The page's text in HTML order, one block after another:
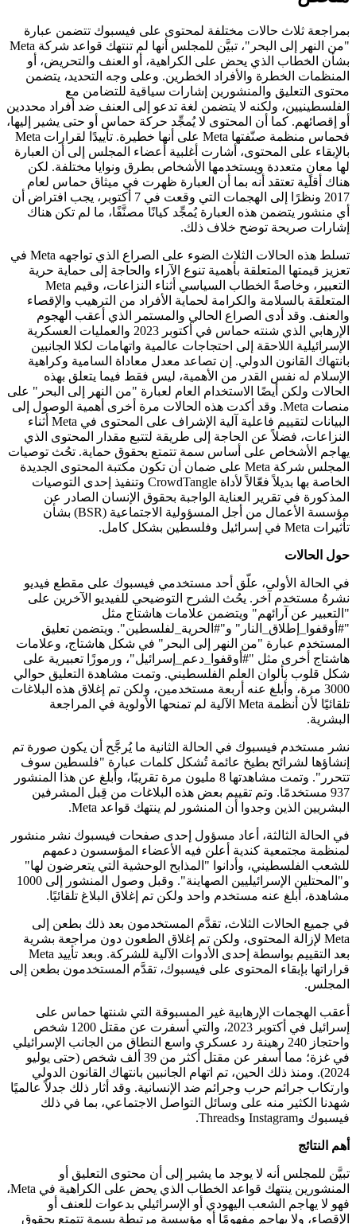
بمراجعة ثلاث حالات مختلفة لمحتوى على فيسبوك تتضمن عبارة
"من النهر إلى البحر"، تبيَّن للمجلس أنها لم تنتهك قواعد شركة Meta
بشأن الخطاب الذي يحض على الكراهية، أو العنف والتحريض، أو
المنظمات الخطرة والأفراد الخطرين. وعلى وجه التحديد، يتضمن
محتوى التعليق والمنشورين إشارات سياقية للتضامن مع
الفلسطينيين، ولكنه لا يتضمن لغة تدعو إلى العنف ضد أفراد محددين
أو إقصائهم. كما أن المحتوى لا يُمجِّد حركة حماس أو حتى يشير إليها،
فحماس منظمة صنّفتها Meta على أنها خطيرة. تأييدًا لقرارات Meta
بالإبقاء على المحتوى، أشارت أغلبية أعضاء المجلس إلى أن العبارة
لها معانٍ متعددة ويستخدمها الأشخاص بطرق ونوايا مختلفة. لكن
هناك أقلية تعتقد أنه بما أن العبارة ظهرت في ميثاق حماس لعام
2017 ونظرًا إلى الهجمات التي وقعت في 7 أكتوبر، يجب افتراض أن
أي منشور يتضمن هذه العبارة يُمجِّد كيانًا مصنَّفًا، ما لم تكن هناك
إشارات صريحة توضح خلاف ذلك.
تسلط هذه الحالات الثلاث الضوء على الصراع الذي تواجهه Meta في
تعزيز قيمتها المتعلقة بأهمية تنوع الآراء والحاجة إلى حماية حرية
التعبير، وخاصةً الخطاب السياسي أثناء النزاعات، وقيم Meta
المتعلقة بالسلامة والكرامة لحماية الأفراد من الترهيب والإقصاء
والعنف. وقد أدى الصراع الحالي والمستمر الذي أعقب الهجوم
الإرهابي الذي شنته حماس في أكتوبر 2023 والعمليات العسكرية
الإسرائيلية اللاحقة إلى احتجاجات عالمية واتهامات لكلا الجانبين
بانتهاك القانون الدولي. إن تصاعد معدل معاداة السامية وكراهية
الإسلام له نفس القدر من الأهمية، ليس فقط فيما يتعلق بهذه
الحالات ولكن أيضًا الاستخدام العام لعبارة "من النهر إلى البحر" على
منصات Meta. وقد أكدت هذه الحالات مرة أخرى أهمية الوصول إلى
البيانات لتقييم فاعلية آلية الإشراف على المحتوى في Meta أثناء
النزاعات، فضلاً عن الحاجة إلى طريقة لتتبع مقدار المحتوى الذي
يهاجم الأشخاص على أساس سمة تتمتع بحقوق حماية. تحُث توصيات
المجلس شركة Meta على ضمان أن تكون مكتبة المحتوى الجديدة
الخاصة بها بديلاً فعّالاً لأداة CrowdTangle وتنفيذ إحدى التوصيات
المذكورة في تقرير العناية الواجبة بحقوق الإنسان الصادر عن
مؤسسة الأعمال من أجل المسؤولية الاجتماعية (BSR) بشأن
تأثيرات Meta في إسرائيل وفلسطين بشكل كامل.
حول الحالات
في الحالة الأولى، علّق أحد مستخدمي فيسبوك على مقطع فيديو
نشرهُ مستخدم آخر. يحُث الشرح التوضيحي للفيديو الآخرين على
"التعبير عن آرائهم" ويتضمن علامات هاشتاج مثل
"#أوقفوا_إطلاق_النار" و"#الحرية_لفلسطين". ويتضمن تعليق
المستخدم عبارة "من النهر إلى البحر" في شكل هاشتاج، وعلامات
هاشتاج أخرى مثل "#أوقفوا_دعم_إسرائيل"، ورموزًا تعبيرية على
شكل قلوب بألوان العلم الفلسطيني. وتمت مشاهدة التعليق حوالي
3000 مرة، وأبلغ عنه أربعة مستخدمين، ولكن تم إغلاق هذه البلاغات
تلقائيًا لأن أنظمة Meta الآلية لم تمنحها الأولوية في المراجعة
البشرية.
نشر مستخدم فيسبوك في الحالة الثانية ما يُرجَّح أن يكون صورة تم
إنشاؤها لشرائح بطيخ عائمة تُشكل كلمات عبارة "فلسطين سوف
تتحرر". وتمت مشاهدتها 8 مليون مرة تقريبًا، وأبلغ عن هذا المنشور
937 مستخدمًا. وتم تقييم بعض هذه البلاغات من قِبل المشرفين
البشريين الذين وجدوا أن المنشور لم ينتهك قواعد Meta.
في الحالة الثالثة، أعاد مسؤول إحدى صفحات فيسبوك نشر منشور
لمنظمة مجتمعية كندية أعلن فيه الأعضاء المؤسسون دعمهم
للشعب الفلسطيني، وأدانوا "المذابح الوحشية التي يتعرضون لها"
و"المحتلين الإسرائيليين الصهاينة". وقبل وصول المنشور إلى 1000
مشاهدة، أبلغ عنه مستخدم واحد ولكن تم إغلاق البلاغ تلقائيًا.
في جميع الحالات الثلاث، تقدَّم المستخدمون بعد ذلك بطعن إلى
Meta لإزالة المحتوى، ولكن تم إغلاق الطعون دون مراجعة بشرية
بعد التقييم بواسطة إحدى الأدوات الآلية للشركة. وبعد تأييد Meta
قراراتها بإبقاء المحتوى على فيسبوك، تقدَّم المستخدمون بطعن إلى
المجلس.
أعقب الهجمات الإرهابية غير المسبوقة التي شنتها حماس على
إسرائيل في أكتوبر 2023، والتي أسفرت عن مقتل 1200 شخص
واحتجاز 240 رهينة رد عسكري واسع النطاق من الجانب الإسرائيلي
في غزة؛ مما أسفر عن مقتل أكثر من 39 ألف شخص (حتى يوليو
2024). ومنذ ذلك الحين، تم اتهام الجانبين بانتهاك القانون الدولي
وارتكاب جرائم حرب وجرائم ضد الإنسانية. وقد أثار ذلك جدلاً عالميًا
شهدنا الكثير منه على وسائل التواصل الاجتماعي، بما في ذلك
فيسبوك وInstagram وThreads.
أهم النتائج
تبيَّن للمجلس أنه لا يوجد ما يشير إلى أن محتوى التعليق أو
المنشورين ينتهك قواعد الخطاب الذي يحض على الكراهية في Meta،
فهو لا يهاجم الشعب اليهودي أو الإسرائيلي بدعوات للعنف أو
الإقصاء، ولا يهاجم مفهومًا أو مؤسسة مرتبطة بسمة تتمتع بحقوق